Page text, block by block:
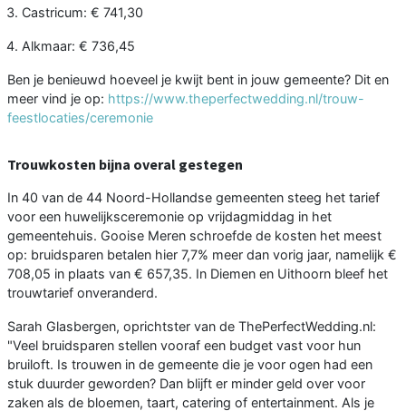
Castricum: € 741,30
Alkmaar: € 736,45
Ben je benieuwd hoeveel je kwijt bent in jouw gemeente? Dit en
meer vind je op: https://www.theperfectwedding.nl/trouw-
feestlocaties/ceremonie
Trouwkosten bijna overal gestegen
In 40 van de 44 Noord-Hollandse gemeenten steeg het tarief
voor een huwelijksceremonie op vrijdagmiddag in het
gemeentehuis. Gooise Meren schroefde de kosten het meest
op: bruidsparen betalen hier 7,7% meer dan vorig jaar, namelijk €
708,05 in plaats van € 657,35. In Diemen en Uithoorn bleef het
trouwtarief onveranderd.
Sarah Glasbergen, oprichtster van de ThePerfectWedding.nl:
"Veel bruidsparen stellen vooraf een budget vast voor hun
bruiloft. Is trouwen in de gemeente die je voor ogen had een
stuk duurder geworden? Dan blijft er minder geld over voor
zaken als de bloemen, taart, catering of entertainment. Als je